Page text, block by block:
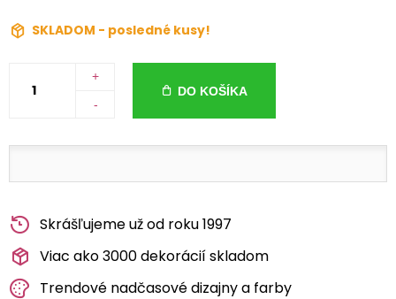
SKLADOM - posledné kusy!
+
-
DO KOŠÍKA
Skrášľujeme už od roku 1997
Viac ako 3000 dekorácií skladom
Trendové nadčasové dizajny a farby